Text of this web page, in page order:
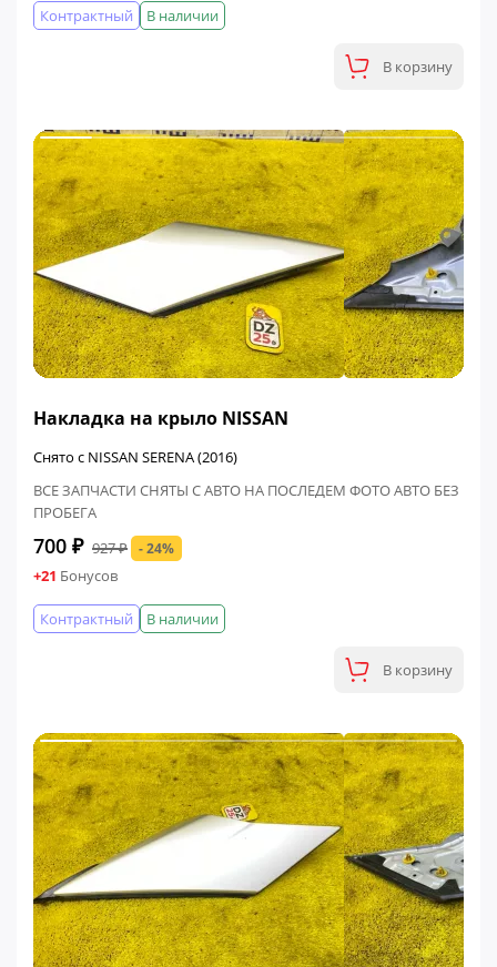
В наличии
Контрактный
В корзину
Накладка на крыло NISSAN
Снято с NISSAN SERENA (2016)
ВСЕ ЗАПЧАСТИ СНЯТЫ С АВТО НА ПОСЛЕДЕМ ФОТО АВТО БЕЗ
ПРОБЕГА
700 ₽ 927 ₽ - 24%
+21 Бонусов
В наличии
Контрактный
В корзину